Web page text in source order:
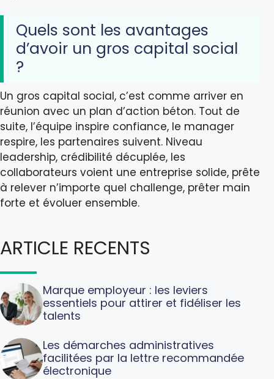
Quels sont les avantages
d’avoir un gros capital social
?
Un gros capital social, c’est comme arriver en
réunion avec un plan d’action béton. Tout de
suite, l’équipe inspire confiance, le manager
respire, les partenaires suivent. Niveau
leadership, crédibilité décuplée, les
collaborateurs voient une entreprise solide, prête
à relever n’importe quel challenge, prêter main
forte et évoluer ensemble.
ARTICLE RECENTS
Marque employeur : les leviers
essentiels pour attirer et fidéliser les
talents
Les démarches administratives
facilitées par la lettre recommandée
électronique